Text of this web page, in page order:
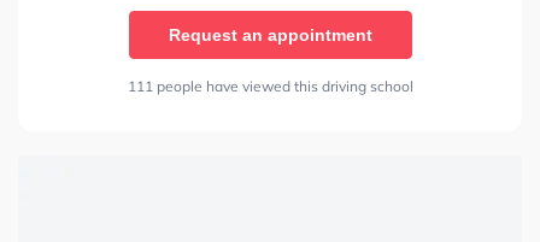
Request an appointment
111 people have viewed this driving school